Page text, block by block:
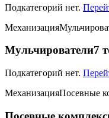
Подкатегорий нет.
Механизация
Мульчирователи7
Подкатегорий нет.
МеханизацияПосевные